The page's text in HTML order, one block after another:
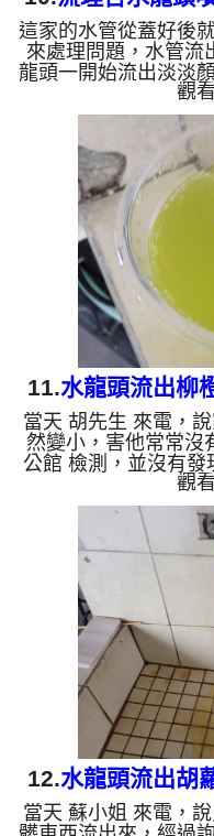
這家的水管從蓋好後
來處理問題，水管流
龍頭一開始流出淡淡
時發出臭味，這不是
幫住在關西的王太太
噴出來，水慢慢變透
成乾淨的清水。 清
酸水打入水管，讓水
過空氣與水混合，產
物膜、鐵鏽等等雜質
東
觀
11.水龍頭流出柳
段
當天 胡先生 來電，
然變小，害他常常沒
公館 檢測，並沒有
清洗機 並開始作業
了咖啡色，我們也嚇
色的水，慢慢變成咖
裡的異物不斷流出來
物也越來越少，終於
異物剝離，直到排水
水龍頭的水的顏色
觀
12.水龍頭流出胡
當天 蘇小姐 來電，